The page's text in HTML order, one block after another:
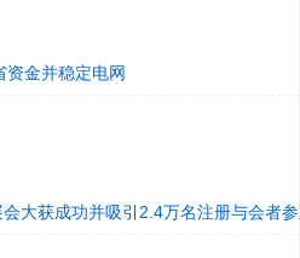
资金并稳定电网
大获成功并吸引2.4万名注册与会者